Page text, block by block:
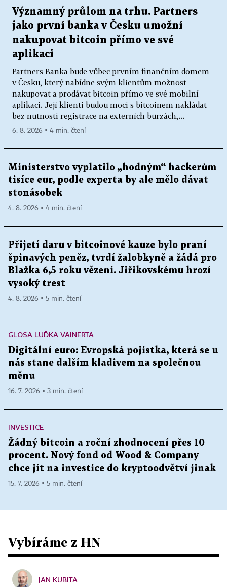
Významný průlom na trhu. Partners
jako první banka v Česku umožní
nakupovat bitcoin přímo ve své
aplikaci
Partners Banka bude vůbec prvním finančním domem
v Česku, který nabídne svým klientům možnost
nakupovat a prodávat bitcoin přímo ve své mobilní
aplikaci. Její klienti budou moci s bitcoinem nakládat
bez nutnosti registrace na externích burzách,...
6. 8. 2026 ▪ 4 min. čtení
Ministerstvo vyplatilo „hodným“ hackerům
tisíce eur, podle experta by ale mělo dávat
stonásobek
4. 8. 2026 ▪ 4 min. čtení
Přijetí daru v bitcoinové kauze bylo praní
špinavých peněz, tvrdí žalobkyně a žádá pro
Blažka 6,5 roku vězení. Jiřikovskému hrozí
vysoký trest
4. 8. 2026 ▪ 5 min. čtení
GLOSA LUĎKA VAINERTA
Digitální euro: Evropská pojistka, která se u
nás stane dalším kladivem na společnou
měnu
16. 7. 2026 ▪ 3 min. čtení
INVESTICE
Žádný bitcoin a roční zhodnocení přes 10
procent. Nový fond od Wood & Company
chce jít na investice do kryptoodvětví jinak
15. 7. 2026 ▪ 5 min. čtení
Vybíráme z HN
JAN KUBITA